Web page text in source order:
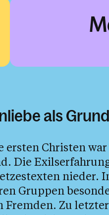
als
ersten Christen
Die
nieder.
Gruppen
Fremden. Zu